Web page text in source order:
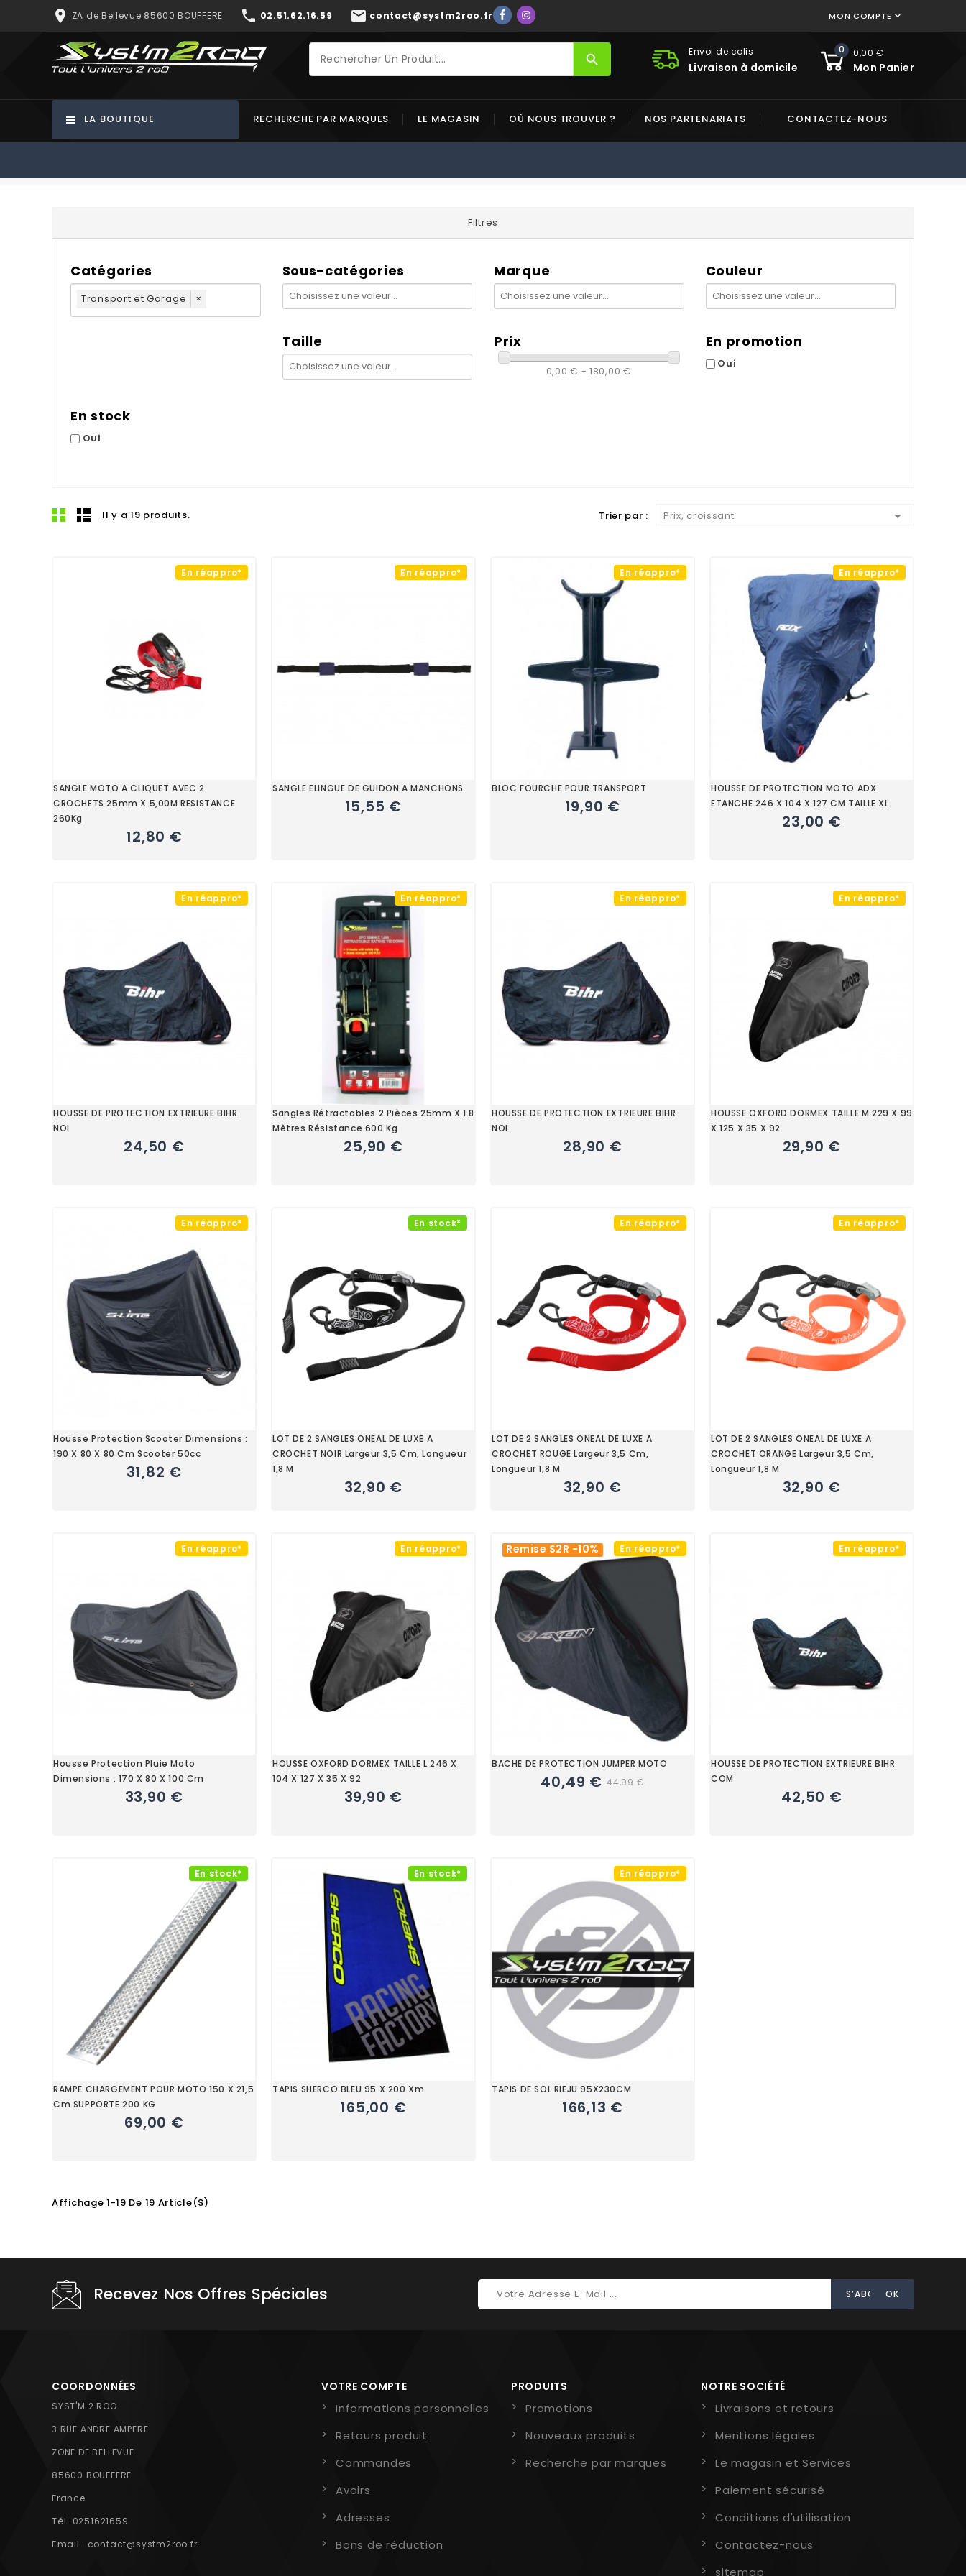
place ZA de Bellevue 85600 BOUFFERE phone 02.51.62.16.59 mail contact@systm2roo.fr MON COMPTE 
0 0,00 €
Mon Panier
Envoi de colis
Livraison à domicile
search
LA BOUTIQUE RECHERCHE PAR MARQUES LE MAGASIN OÙ NOUS TROUVER ? NOS PARTENARIATS CONTACTEZ-NOUS
Filtres
Catégories
Transport et Garage ×
Sous-catégories Marque Couleur
Taille Prix
0,00 € - 180,00 €
En promotion
Oui
En stock
Oui
Il y a 19 produits. Trier par : Prix, croissant 
En réappro*
SANGLE MOTO A CLIQUET AVEC 2
CROCHETS 25mm X 5,00M RESISTANCE
260Kg
12,80 €
En réappro*
SANGLE ELINGUE DE GUIDON A MANCHONS
15,55 €
En réappro*
BLOC FOURCHE POUR TRANSPORT
19,90 €
En réappro*
HOUSSE DE PROTECTION MOTO ADX
ETANCHE 246 X 104 X 127 CM TAILLE XL
23,00 €
En réappro*
HOUSSE DE PROTECTION EXTRIEURE BIHR
NOI
24,50 €
En réappro*
Sangles Rétractables 2 Pièces 25mm X 1.8
Mètres Résistance 600 Kg
25,90 €
En réappro*
HOUSSE DE PROTECTION EXTRIEURE BIHR
NOI
28,90 €
En réappro*
HOUSSE OXFORD DORMEX TAILLE M 229 X 99
X 125 X 35 X 92
29,90 €
En réappro*
Housse Protection Scooter Dimensions :
190 X 80 X 80 Cm Scooter 50cc
31,82 €
En stock*
LOT DE 2 SANGLES ONEAL DE LUXE A
CROCHET NOIR Largeur 3,5 Cm, Longueur
1,8 M
32,90 €
En réappro*
LOT DE 2 SANGLES ONEAL DE LUXE A
CROCHET ROUGE Largeur 3,5 Cm,
Longueur 1,8 M
32,90 €
En réappro*
LOT DE 2 SANGLES ONEAL DE LUXE A
CROCHET ORANGE Largeur 3,5 Cm,
Longueur 1,8 M
32,90 €
En réappro*
Housse Protection Pluie Moto
Dimensions : 170 X 80 X 100 Cm
33,90 €
En réappro*
HOUSSE OXFORD DORMEX TAILLE L 246 X
104 X 127 X 35 X 92
39,90 €
En réappro*
Remise S2R -10%
BACHE DE PROTECTION JUMPER MOTO
40,49 € 44,99 €
En réappro*
HOUSSE DE PROTECTION EXTRIEURE BIHR
COM
42,50 €
En stock*
RAMPE CHARGEMENT POUR MOTO 150 X 21,5
Cm SUPPORTE 200 KG
69,00 €
En stock*
TAPIS SHERCO BLEU 95 X 200 Xm
165,00 €
En réappro*
TAPIS DE SOL RIEJU 95X230CM
166,13 €
Affichage 1-19 De 19 Article(s)
Recevez Nos Offres Spéciales
COORDONNÉES
SYST'M 2 ROO
3 RUE ANDRE AMPERE
ZONE DE BELLEVUE
85600 BOUFFERE
France
Tél: 0251621659
Email : contact@systm2roo.fr
VOTRE COMPTE
Informations personnelles
Retours produit
Commandes
Avoirs
Adresses
Bons de réduction
PRODUITS
Promotions
Nouveaux produits
Recherche par marques
NOTRE SOCIÉTÉ
Livraisons et retours
Mentions légales
Le magasin et Services
Paiement sécurisé
Conditions d'utilisation
Contactez-nous
sitemap